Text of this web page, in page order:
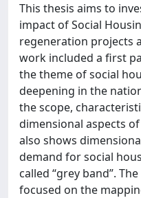
This thesis aims to
impact of Social
regeneration projects
work included a first
the theme of social
deepening in the
the scope,
dimensional aspects
also shows
demand for social
called “grey band”.
focused on the